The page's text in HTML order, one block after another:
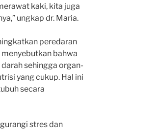
kaki, kita juga
ungkap dr. Maria.
peredaran
bahwa
sehingga organ-
yang cukup. Hal ini
secara
stres dan